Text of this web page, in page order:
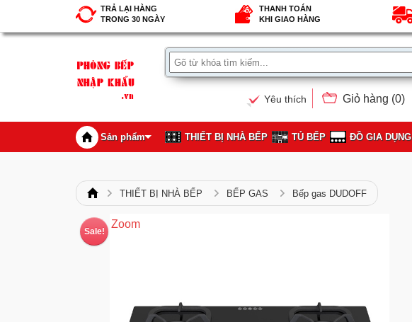
TRẢ LẠI HÀNG
TRONG 30 NGÀY
THANH TOÁN
KHI GIAO HÀNG
Giỏ hàng (0)
Yêu thích
Sản phẩm THIẾT BỊ NHÀ BẾP TỦ BẾP ĐỒ GIA DỤNG
THIẾT BỊ NHÀ BẾP BẾP GAS Bếp gas DUDOFF
Sale!
Zoom